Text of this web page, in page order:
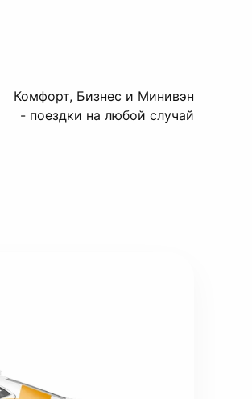
Комфорт, Бизнес и Минивэн
- поездки на любой случай